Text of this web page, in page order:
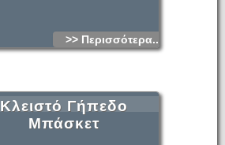
>> Περισσότερα...
Κλειστό Γήπεδο
Μπάσκετ